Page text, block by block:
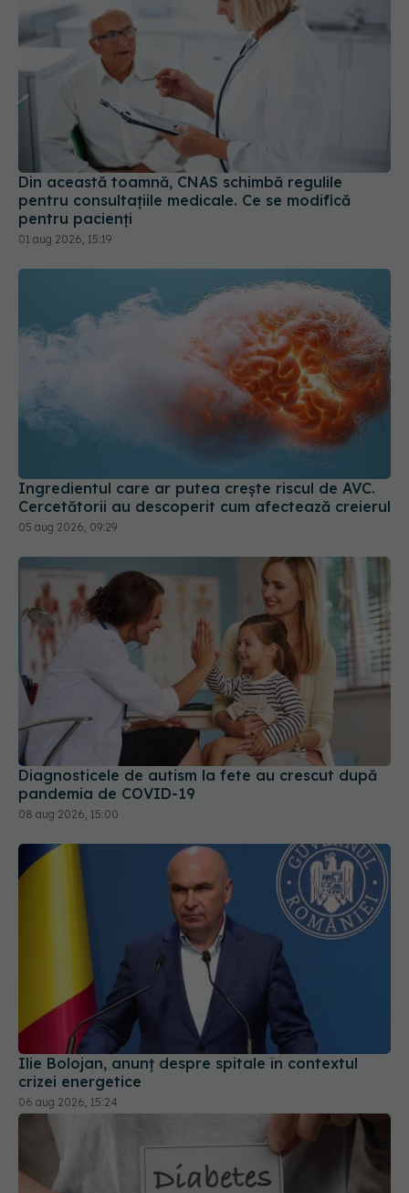
Din această toamnă, CNAS schimbă regulile
pentru consultațiile medicale. Ce se modifică
pentru pacienți
01 aug 2026, 15:19
Ingredientul care ar putea crește riscul de AVC.
Cercetătorii au descoperit cum afectează creierul
05 aug 2026, 09:29
Diagnosticele de autism la fete au crescut după
pandemia de COVID-19
08 aug 2026, 15:00
Ilie Bolojan, anunț despre spitale în contextul
crizei energetice
06 aug 2026, 15:24